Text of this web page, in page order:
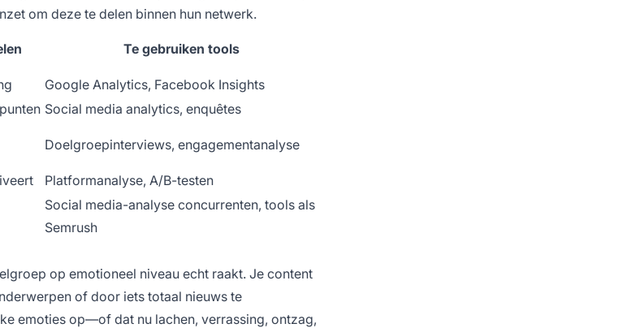
om deze te delen binnen hun netwerk.
Te gebruiken tools
Google Analytics, Facebook Insights
Social media analytics, enquêtes
Doelgroepinterviews, engagementanalyse
Platformanalyse, A/B-testen
Social media-analyse concurrenten, tools als
Semrush
op emotioneel niveau echt raakt. Je content
of door iets totaal nieuws te
emoties op—of dat nu lachen, verrassing, ontzag,